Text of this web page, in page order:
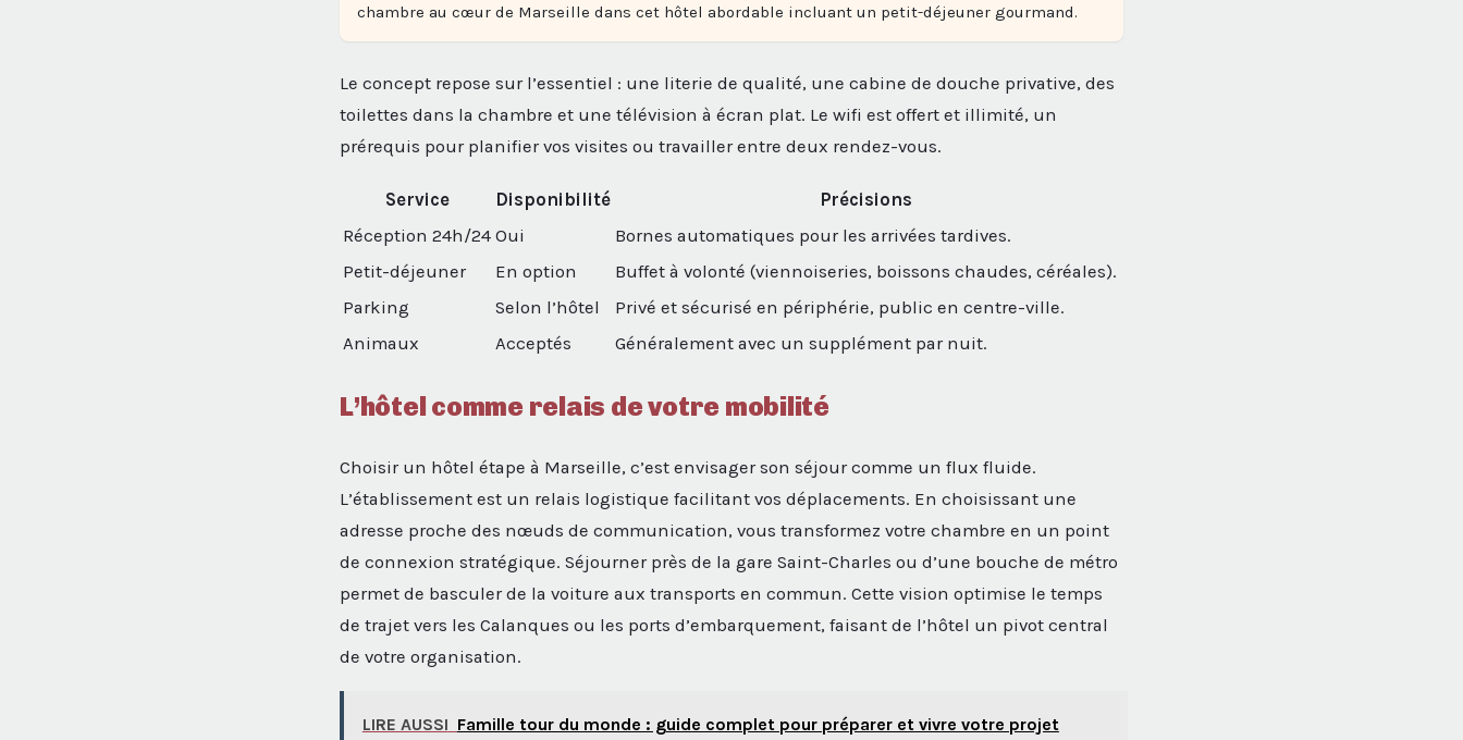
chambre au cœur de Marseille dans cet hôtel abordable incluant un petit-déjeuner gourmand.
Le concept repose sur l’essentiel : une literie de qualité, une cabine de douche privative, des
toilettes dans la chambre et une télévision à écran plat. Le wifi est offert et illimité, un
prérequis pour planifier vos visites ou travailler entre deux rendez-vous.
Service Disponibilité
Précisions
Réception 24h/24 Oui
Bornes automatiques pour les arrivées tardives.
Petit-déjeuner
En option
Buffet à volonté (viennoiseries, boissons chaudes, céréales).
Parking
Selon l’hôtel
Privé et sécurisé en périphérie, public en centre-ville.
Animaux
Acceptés Généralement avec un supplément par nuit.
L’hôtel comme relais de votre mobilité
Choisir un hôtel étape à Marseille, c’est envisager son séjour comme un flux fluide.
L’établissement est un relais logistique facilitant vos déplacements. En choisissant une
adresse proche des nœuds de communication, vous transformez votre chambre en un point
de connexion stratégique. Séjourner près de la gare Saint-Charles ou d’une bouche de métro
permet de basculer de la voiture aux transports en commun. Cette vision optimise le temps
de trajet vers les Calanques ou les ports d’embarquement, faisant de l’hôtel un pivot central
de votre organisation.
LIRE AUSSI Famille tour du monde : guide complet pour préparer et vivre votre projet